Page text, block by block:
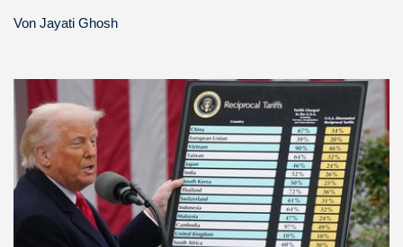
Von Jayati Ghosh